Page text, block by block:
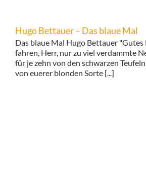
Hugo Bettauer – Das blaue Mal
Das blaue Mal Hugo Bettauer "Gutes
fahren, Herr, nur zu viel verdammte
für je zehn von den schwarzen
von euerer blonden Sorte [...]